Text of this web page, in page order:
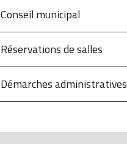
Conseil municipal
Réservations de salles
Démarches administratives